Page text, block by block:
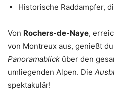
Historische Raddampfer,
Von Rochers-de-Naye,
von Montreux aus, genießt
Panoramablick über den
umliegenden Alpen. Die
spektakulär!